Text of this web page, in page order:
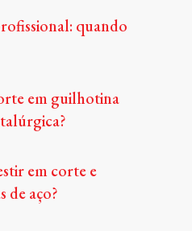
quando
em guilhotina
em corte e
de aço?